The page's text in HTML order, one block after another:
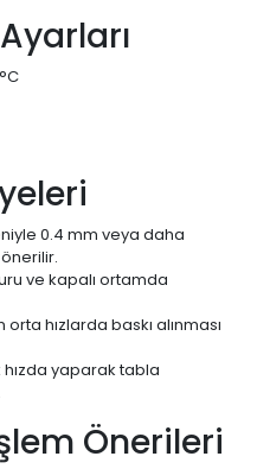
0.4 mm veya daha
ve kapalı ortamda
hızlarda baskı alınması
hızda yaparak tabla
Önerileri